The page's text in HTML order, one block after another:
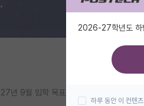
9월 입학 목표로 유학 준비중입니다.
2026-27학년도 하
하루 동안 이 컨텐츠